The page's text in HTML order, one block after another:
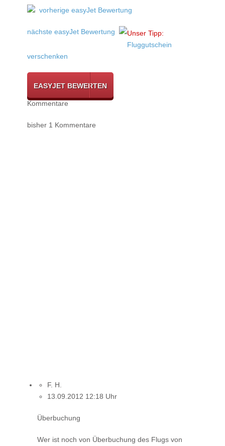
vorherige easyJet Bewertung
nächste easyJet Bewertung
Unser Tipp:
Fluggutschein
verschenken
EASYJET BEWERTEN
Kommentare
bisher 1 Kommentare
F. H.
13.09.2012 12:18 Uhr
Überbuchung
Wer ist noch von Überbuchung des Flugs von